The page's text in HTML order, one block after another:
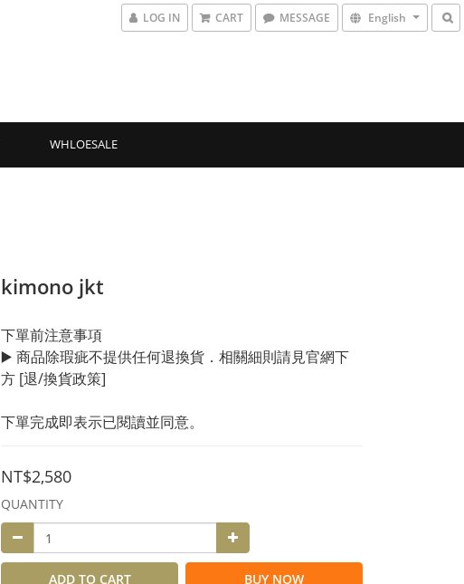
LOG IN CART MESSAGE English
WHLOESALE
kimono jkt
下單前注意事項
▶️ 商品除瑕疵不提供任何退換貨．相關細則請見官網下
方 [退/換貨政策]
下單完成即表示已閱讀並同意。
NT$2,580
QUANTITY
ADD TO CART BUY NOW